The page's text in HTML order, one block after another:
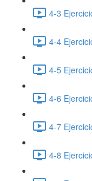
4-3
4-4
4-5
4-6
4-7
4-8